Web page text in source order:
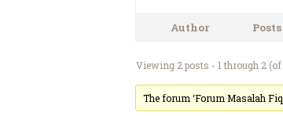
Author Posts
Viewing 2 posts - 1 through 2 (of
The forum ‘Forum Masalah